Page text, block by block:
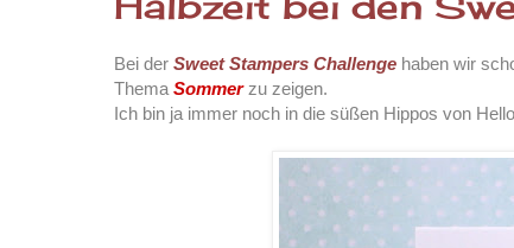
Bei der Sweet Stampers Challenge haben wir
Thema Sommer zu zeigen.
Ich bin ja immer noch in die süßen Hippos von